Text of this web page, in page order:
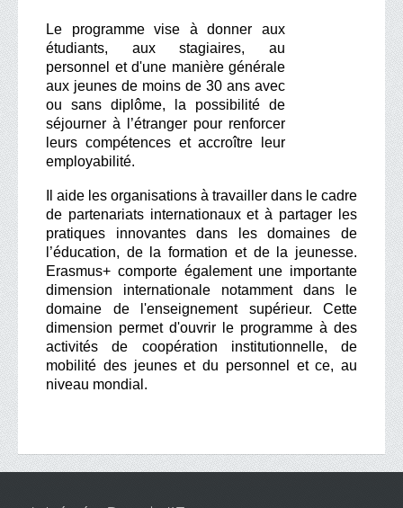
Le programme vise à donner aux
étudiants, aux stagiaires, au
personnel et d'une manière générale
aux jeunes de moins de 30 ans avec
ou sans diplôme, la possibilité de
séjourner à l’étranger pour renforcer
leurs compétences et accroître leur
employabilité.
Il aide les organisations à travailler dans le cadre
de partenariats internationaux et à partager les
pratiques innovantes dans les domaines de
l’éducation, de la formation et de la jeunesse.
Erasmus+ comporte également une importante
dimension internationale notamment dans le
domaine de l'enseignement supérieur. Cette
dimension permet d'ouvrir le programme à des
activités de coopération institutionnelle, de
mobilité des jeunes et du personnel et ce, au
niveau mondial.